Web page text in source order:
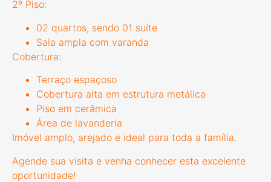
2º Piso:
02 quartos, sendo 01 suíte
Sala ampla com varanda
Cobertura:
Terraço espaçoso
Cobertura alta em estrutura metálica
Piso em cerâmica
Área de lavanderia
Imóvel amplo, arejado e ideal para toda a família.
Agende sua visita e venha conhecer esta excelente
oportunidade!